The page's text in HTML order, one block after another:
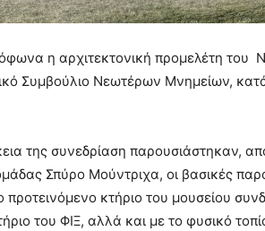
η αρχιτεκτονική προμελέτη του
Συμβούλιο Νεωτέρων Μνημείων,
της συνεδρίαση παρουσιάστηκαν,
Σπύρο Μούντριχα, οι βασικές
προτεινόμενο κτήριο του μουσείου
του ΦΙΞ, αλλά και με το φυσικό